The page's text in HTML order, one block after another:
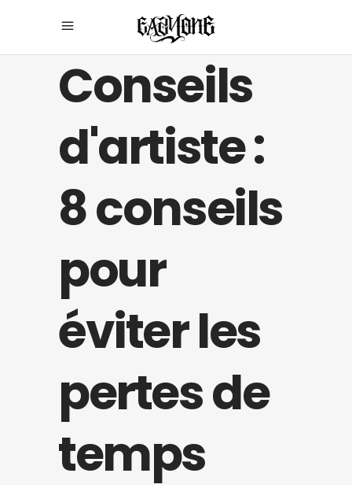
Conseils
d'artiste :
8 conseils
pour
éviter les
pertes de
temps